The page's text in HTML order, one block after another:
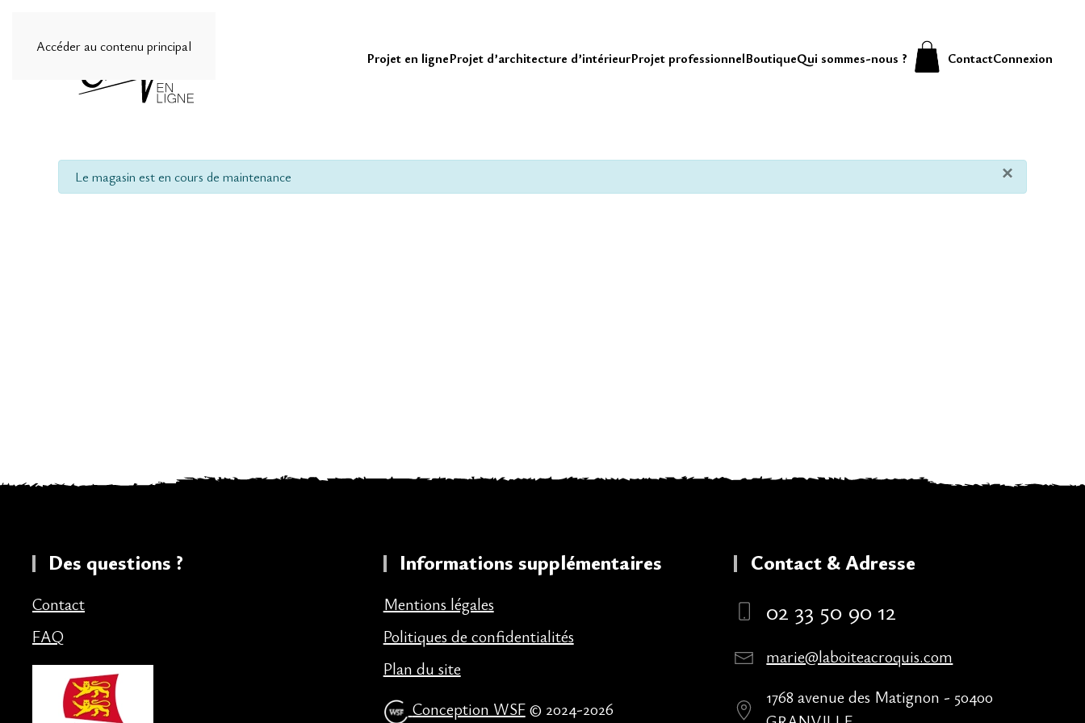
Accéder au contenu principal
Projet en ligneProjet d’architecture d’intérieurProjet professionnelBoutiqueQui sommes-nous ? ContactConnexion
×
info
Le magasin est en cours de maintenance
Des questions ?
Contact
FAQ
Informations supplémentaires
Mentions légales
Politiques de confidentialités
Plan du site
Conception WSF© 2024-2026
Contact & Adresse
02 33 50 90 12
marie@laboiteacroquis.com
1768 avenue des Matignon - 50400